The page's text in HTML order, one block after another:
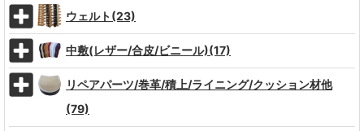
ウェルト(23)
中敷(レザー/合皮/ビニール)(17)
リペアパーツ/巻革/積上/ライニング/クッション材他
(79)